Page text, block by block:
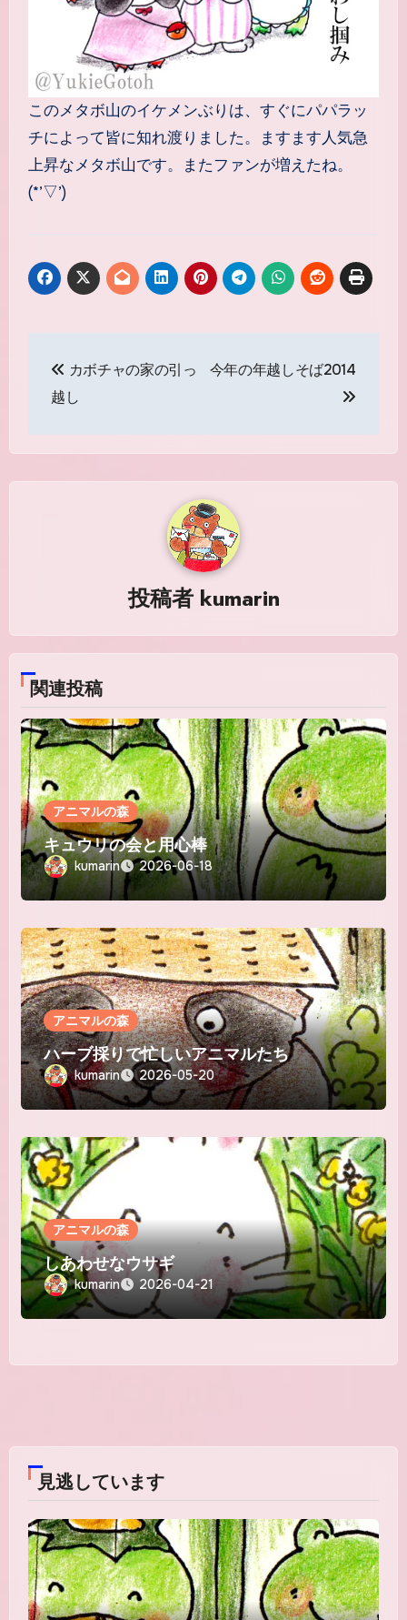
このメタボ山のイケメンぶりは、すぐにパパラッ
チによって皆に知れ渡りました。ますます人気急
上昇なメタボ山です。またファンが増えたね。
(*’▽’)
稿
ビ
ン
カボチャの家の引っ
越し
今年の年越しそば2014
投稿者 kumarin
関連投稿
アニマルの森
キュウリの会と用心棒
kumarin 2026-06-18
アニマルの森
ハーブ採りで忙しいアニマルたち
kumarin 2026-05-20
アニマルの森
しあわせなウサギ
kumarin 2026-04-21
見逃しています